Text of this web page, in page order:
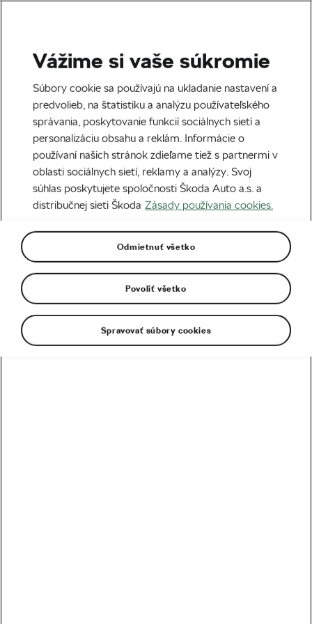
Tag:Bernardo Ruiz
6 rebelov cestnej cyklistiky
21. 12. 2020o09:00
7 minút čítania
Cestná cyklistika
Bajkeri sem ↓
Vážime si vaše súkromie
Súbory cookie sa používajú na ukladanie nastavení a
predvolieb, na štatistiku a analýzu používateľského
správania, poskytovanie funkcií sociálnych sietí a
personalizáciu obsahu a reklám. Informácie o
používaní našich stránok zdieľame tiež s partnermi v
oblasti sociálnych sietí, reklamy a analýzy. Svoj
súhlas poskytujete spoločnosti Škoda Auto a.s. a
distribučnej sieti Škoda Zásady používania cookies.
Odmietnuť všetko
Povoliť všetko
Spravovať súbory cookies